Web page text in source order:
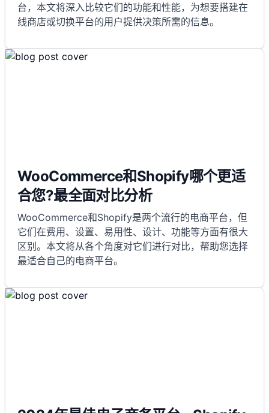
台，本文将深入比较它们的功能和性能，为想要搭建在
线商店或切换平台的用户提供决策所需的信息。
WooCommerce和Shopify哪个更适
合您?最全面对比分析
WooCommerce和Shopify是两个流行的电商平台，但
它们在费用、设置、易用性、设计、功能等方面有很大
区别。本文将从各个角度对它们进行对比，帮助您选择
最适合自己的电商平台。